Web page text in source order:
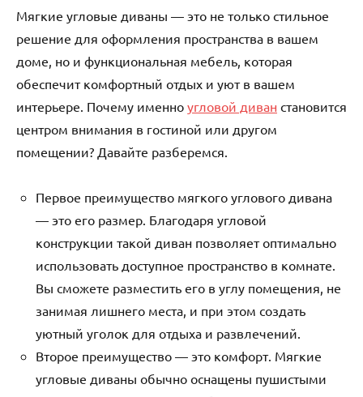
Мягкие угловые диваны — это не только стильное
решение для оформления пространства в вашем
доме, но и функциональная мебель, которая
обеспечит комфортный отдых и уют в вашем
интерьере. Почему именно угловой диван становится
центром внимания в гостиной или другом
помещении? Давайте разберемся.
Первое преимущество мягкого углового дивана
— это его размер. Благодаря угловой
конструкции такой диван позволяет оптимально
использовать доступное пространство в комнате.
Вы сможете разместить его в углу помещения, не
занимая лишнего места, и при этом создать
уютный уголок для отдыха и развлечений.
Второе преимущество — это комфорт. Мягкие
угловые диваны обычно оснащены пушистыми